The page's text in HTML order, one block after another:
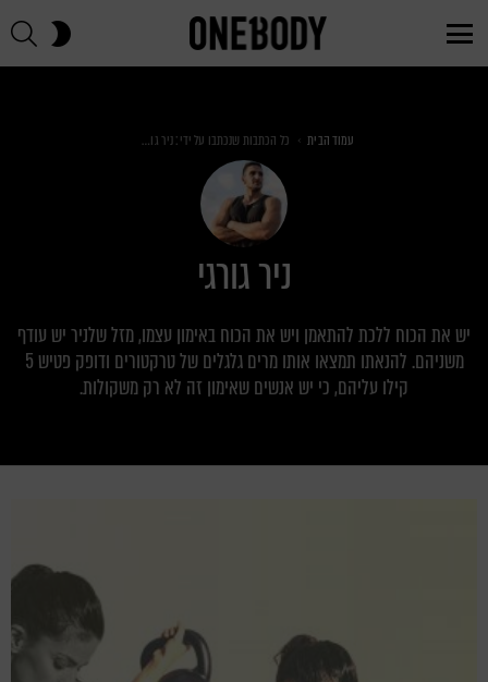
SKIN
עמוד הבית כל הכתבות שנכתבו על ידי: ניר גורגי
ניר גורגי
יש את הכוח ללכת להתאמן ויש את הכוח באימון עצמו, מזל שלניר יש עודף
משניהם. להנאתו תמצאו אותו מרים גלגלים של טרקטורים ודופק פטיש 5
קילו עליהם, כי יש אנשים שאימון זה לא רק משקולות.